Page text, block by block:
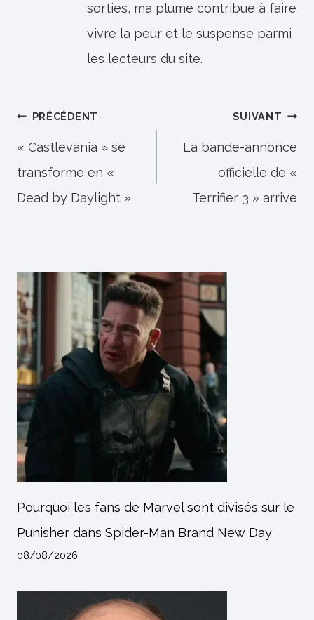
sorties, ma plume contribue à faire
vivre la peur et le suspense parmi
les lecteurs du site.
Navigation
de
l’article
PRÉCÉDENT
« Castlevania » se
transforme en «
Dead by Daylight »
SUIVANT
La bande-annonce
officielle de «
Terrifier 3 » arrive
Pourquoi les fans de Marvel sont divisés sur le
Punisher dans Spider-Man Brand New Day
08/08/2026